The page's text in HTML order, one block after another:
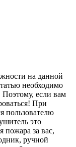
на данной
необходимо
Поэтому, если вам
При
пользователю
это
за вас,
ручной